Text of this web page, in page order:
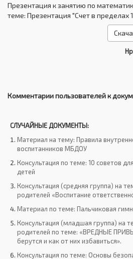
Презентация к занятию по
теме: Презентация "Счет в пределах
Комментарии пользователей к
СЛУЧАЙНЫЕ ДОКУМЕНТЫ:
Материал на тему: Правила
воспитанников МБДОУ
Консультация по теме: 10 советов
детей
Консультация (средняя группа) на
родителей «Воспитание
Материал по теме: Пальчиковая
Консультация (младшая группа) на
родителей по теме: «ВРЕДНЫЕ
берутся и как от них избавиться».
Консультация по теме: Основы